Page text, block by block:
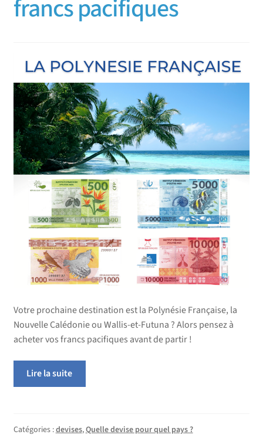
francs pacifiques
Votre prochaine destination est la Polynésie Française, la
Nouvelle Calédonie ou Wallis-et-Futuna ? Alors pensez à
acheter vos francs pacifiques avant de partir !
Lire la suite
Catégories :devises,Quelle devise pour quel pays ?